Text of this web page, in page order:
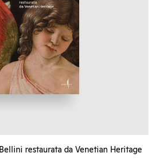
restaurata da Venetian Heritage